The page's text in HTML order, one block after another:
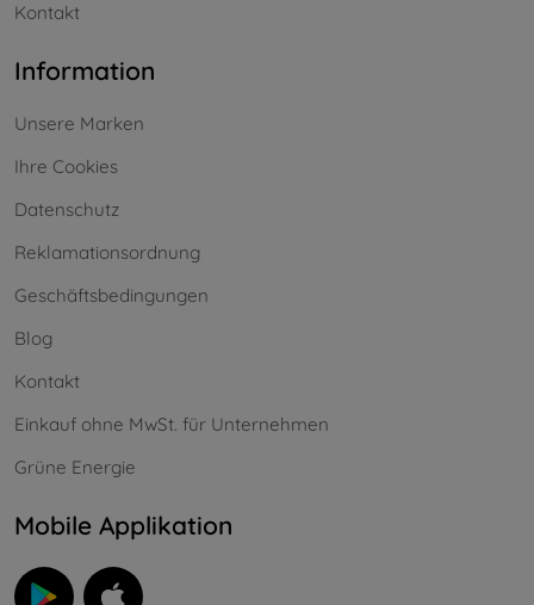
Kontakt
Information
Unsere Marken
Ihre Cookies
Datenschutz
Reklamationsordnung
Geschäftsbedingungen
Blog
Kontakt
Einkauf ohne MwSt. für Unternehmen
Grüne Energie
Mobile Applikation